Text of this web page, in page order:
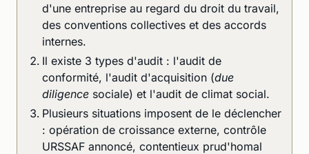
d'une entreprise au regard du droit du travail,
des conventions collectives et des accords
internes.
Il existe 3 types d'audit : l'audit de
conformité, l'audit d'acquisition (due
diligence sociale) et l'audit de climat social.
Plusieurs situations imposent de le déclencher
: opération de croissance externe, contrôle
URSSAF annoncé, contentieux prud'homal